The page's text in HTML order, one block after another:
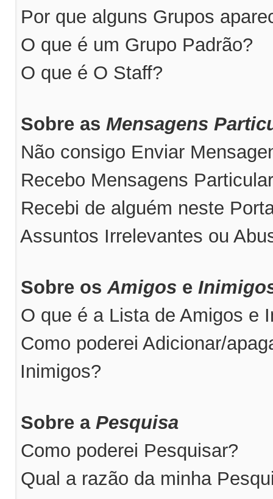
Por que alguns Grupos
O que é um Grupo Padrão?
O que é O Staff?
Sobre as Mensagens
Não consigo Enviar
Recebo Mensagens
Recebi de alguém neste
Assuntos Irrelevantes ou
Sobre osAmigos e
O que é a Lista de Amigos e
Como poderei Adicionar/
Inimigos?
Sobre a Pesquisa
Como poderei Pesquisar?
Qual a razão da minha